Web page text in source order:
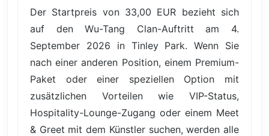
Der Startpreis von 33,00 EUR bezieht sich
auf den Wu-Tang Clan-Auftritt am 4.
September 2026 in Tinley Park. Wenn Sie
nach einer anderen Position, einem Premium-
Paket oder einer speziellen Option mit
zusätzlichen Vorteilen wie VIP-Status,
Hospitality-Lounge-Zugang oder einem Meet
& Greet mit dem Künstler suchen, werden alle